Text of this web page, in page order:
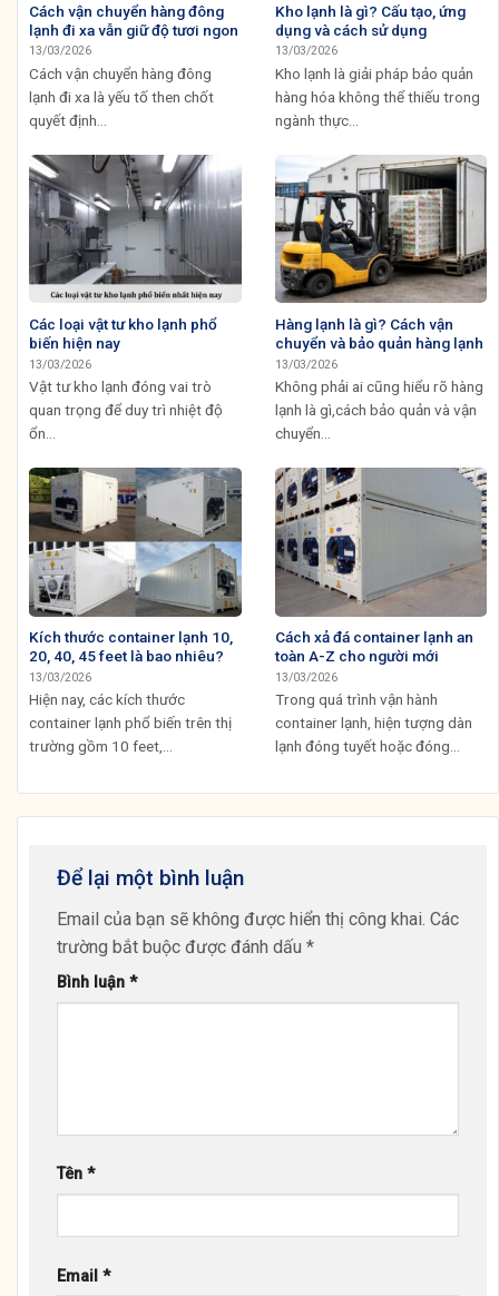
Cách vận chuyển hàng đông
lạnh đi xa vẫn giữ độ tươi ngon
13/03/2026
Cách vận chuyển hàng đông
lạnh đi xa là yếu tố then chốt
quyết định...
Kho lạnh là gì? Cấu tạo, ứng
dụng và cách sử dụng
13/03/2026
Kho lạnh là giải pháp bảo quản
hàng hóa không thể thiếu trong
ngành thực...
Các loại vật tư kho lạnh phổ
biến hiện nay
13/03/2026
Vật tư kho lạnh đóng vai trò
quan trọng để duy trì nhiệt độ
ổn...
Hàng lạnh là gì? Cách vận
chuyển và bảo quản hàng lạnh
13/03/2026
Không phải ai cũng hiểu rõ hàng
lạnh là gì,cách bảo quản và vận
chuyển...
Kích thước container lạnh 10,
20, 40, 45 feet là bao nhiêu?
13/03/2026
Hiện nay, các kích thước
container lạnh phổ biến trên thị
trường gồm 10 feet,...
Cách xả đá container lạnh an
toàn A-Z cho người mới
13/03/2026
Trong quá trình vận hành
container lạnh, hiện tượng dàn
lạnh đóng tuyết hoặc đóng...
Để lại một bình luận
Email của bạn sẽ không được hiển thị công khai. Các
trường bắt buộc được đánh dấu *
Bình luận *
Tên *
Email *